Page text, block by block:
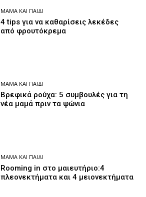
ΜΑΜΆ ΚΑΙ ΠΑΙΔΊ
4 tips για να καθαρίσεις λεκέδες
από φρουτόκρεμα
ΜΑΜΆ ΚΑΙ ΠΑΙΔΊ
Βρεφικά ρούχα: 5 συμβουλές για τη
νέα μαμά πριν τα ψώνια
ΜΑΜΆ ΚΑΙ ΠΑΙΔΊ
Rooming in στο μαιευτήριο:4
πλεονεκτήματα και 4 μειονεκτήματα